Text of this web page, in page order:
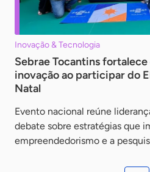
Inovação & Tecnologia
Sebrae Tocantins
inovação ao participar do
Natal
Evento nacional reúne
debate sobre estratégias que
empreendedorismo e a